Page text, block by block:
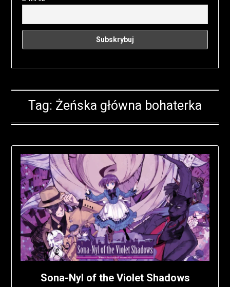
Tag: Żeńska główna bohaterka
Sona-Nyl of the Violet Shadows